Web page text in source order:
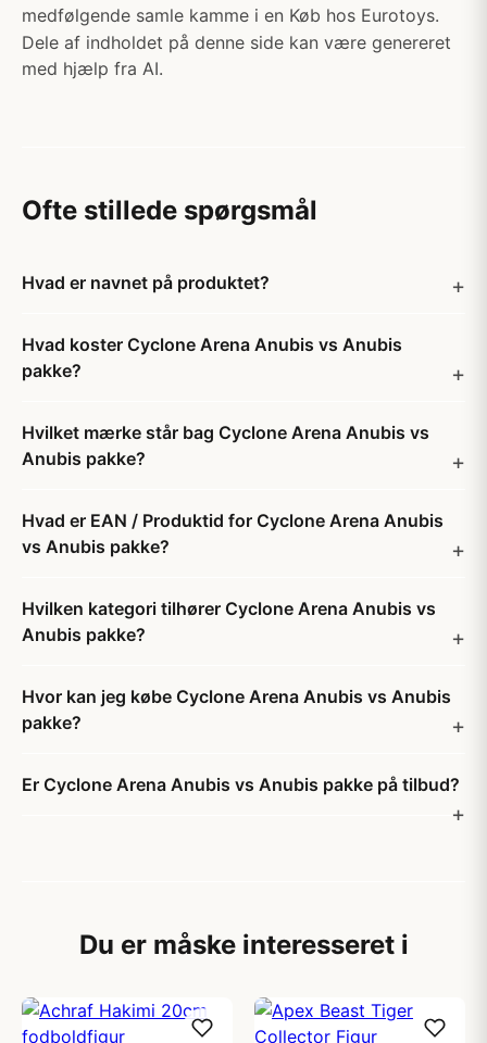
medfølgende samle kamme i en Køb hos Eurotoys.
Dele af indholdet på denne side kan være genereret
med hjælp fra AI.
Ofte stillede spørgsmål
Hvad er navnet på produktet?
Hvad koster Cyclone Arena Anubis vs Anubis
pakke?
Hvilket mærke står bag Cyclone Arena Anubis vs
Anubis pakke?
Hvad er EAN / Produktid for Cyclone Arena Anubis
vs Anubis pakke?
Hvilken kategori tilhører Cyclone Arena Anubis vs
Anubis pakke?
Hvor kan jeg købe Cyclone Arena Anubis vs Anubis
pakke?
Er Cyclone Arena Anubis vs Anubis pakke på tilbud?
Du er måske interesseret i